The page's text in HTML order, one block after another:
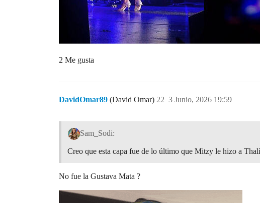
2 Me gusta
DavidOmar89 (David Omar) 3 Junio, 2026 19:59
22
Sam_Sodi:
Creo que esta capa fue de lo último que Mitzy le hizo a
No fue la Gustava Mata ?